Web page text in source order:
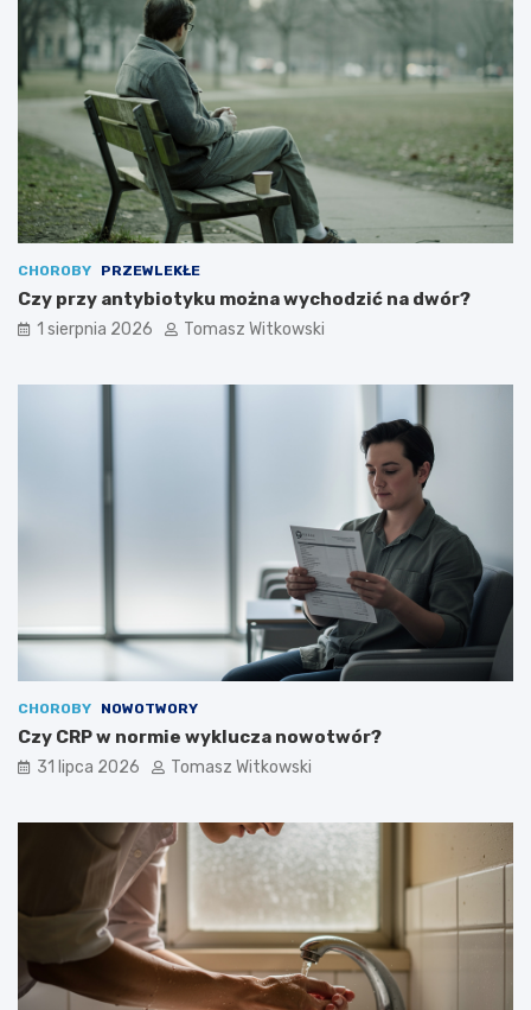
CHOROBY PRZEWLEKŁE
Czy przy antybiotyku można wychodzić na dwór?
1 sierpnia 2026 Tomasz Witkowski
CHOROBY NOWOTWORY
Czy CRP w normie wyklucza nowotwór?
31 lipca 2026 Tomasz Witkowski